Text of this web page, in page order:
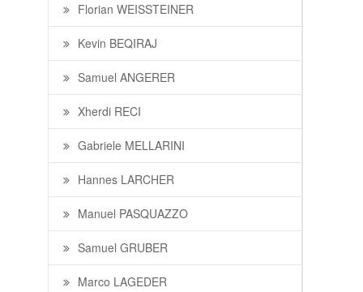
Florian WEISSTEINER
Kevin BEQIRAJ
Samuel ANGERER
Xherdi RECI
Gabriele MELLARINI
Hannes LARCHER
Manuel PASQUAZZO
Samuel GRUBER
Marco LAGEDER